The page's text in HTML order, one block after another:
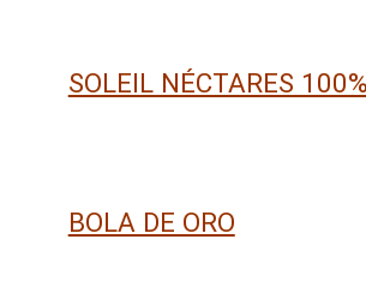
SOLEIL NÉCTARES
BOLA DE ORO